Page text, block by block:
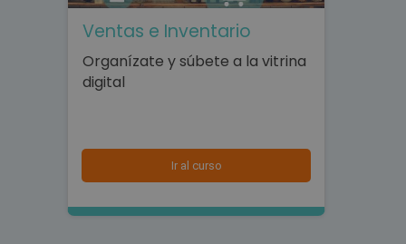
Ventas e Inventario
Organízate y súbete a la vitrina
digital
Ir al curso